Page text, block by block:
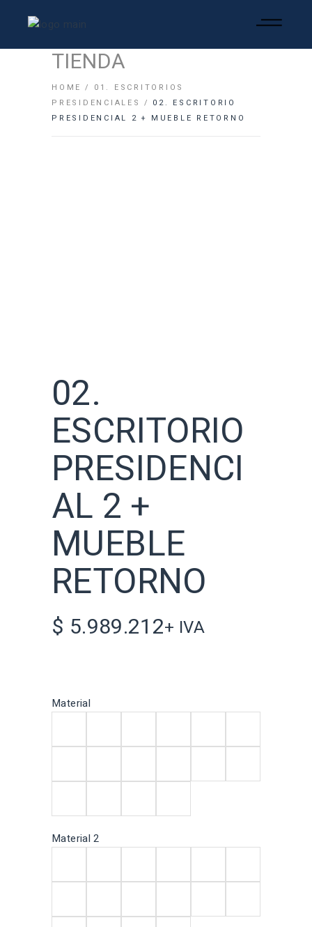
TIENDA
HOME
01. ESCRITORIOS
PRESIDENCIALES
02. ESCRITORIO
PRESIDENCIAL 2 + MUEBLE RETORNO
02.
ESCRITORIO
PRESIDENCI
AL 2 +
MUEBLE
RETORNO
$ 5.989.212+ IVA
Material
Material 2